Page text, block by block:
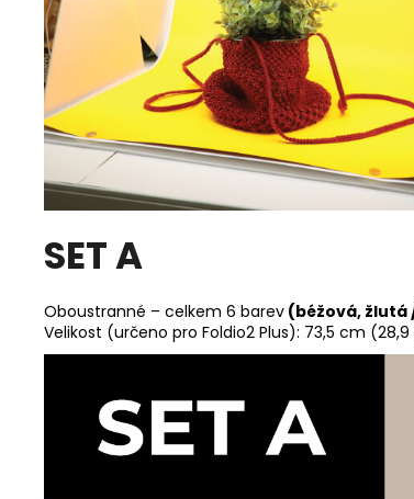
SET A
Oboustranné – celkem 6 barev (béžová, žlutá
Velikost (určeno pro Foldio2 Plus): 73,5 cm